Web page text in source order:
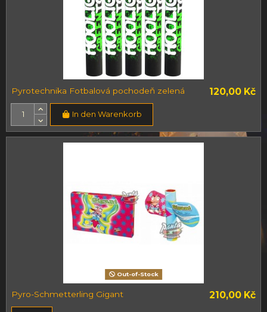
Pyrotechnika Fotbalová pochodeň zelená 120,00 Kč
In den Warenkorb
Out-of-Stock
Pyro-Schmetterling Gigant 210,00 Kč